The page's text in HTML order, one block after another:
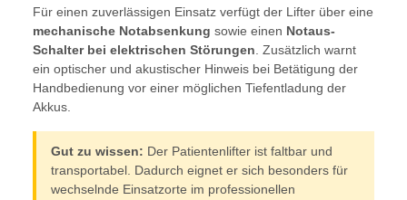
Für einen zuverlässigen Einsatz verfügt der Lifter über eine
mechanische Notabsenkung sowie einen Notaus-
Schalter bei elektrischen Störungen . Zusätzlich warnt
ein optischer und akustischer Hinweis bei Betätigung der
Handbedienung vor einer möglichen Tiefentladung der
Akkus.
Gut zu wissen: Der Patientenlifter ist faltbar und
transportabel. Dadurch eignet er sich besonders für
wechselnde Einsatzorte im professionellen